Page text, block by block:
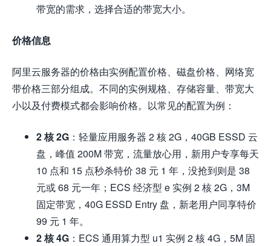
带宽的需求，选择合适的带宽大小。
价格信息
阿里云服务器的价格由实例配置价格、磁盘价格、网络宽
带价格三部分组成。不同的实例规格、存储容量、带宽大
小以及付费模式都会影响价格。以常见的配置为例：
2 核 2G ：轻量应用服务器 2 核 2G，40GB ESSD 云
盘，峰值 200M 带宽，流量放心用，新用户专享每天
10 点和 15 点秒杀特价 38 元 1 年，没抢到则是 38
元或 68 元一年；ECS 经济型 e 实例 2 核 2G，3M
固定带宽，40G ESSD Entry 盘，新老用户同享特价
99 元 1 年。
2 核 4G ：ECS 通用算力型 u1 实例 2 核 4G，5M 固